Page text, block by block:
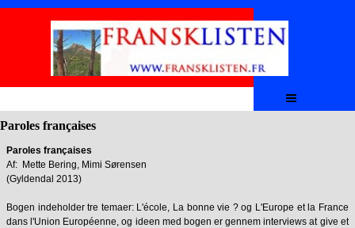
Aller au contenu
Paroles françaises
Paroles françaises
Af: Mette Bering, Mimi Sørensen
(Gyldendal 2013)
Bogen indeholder tre temaer: L'école, La bonne vie ? og L'Europe et la France
dans l'Union Européenne, og ideen med bogen er gennem interviews at give et